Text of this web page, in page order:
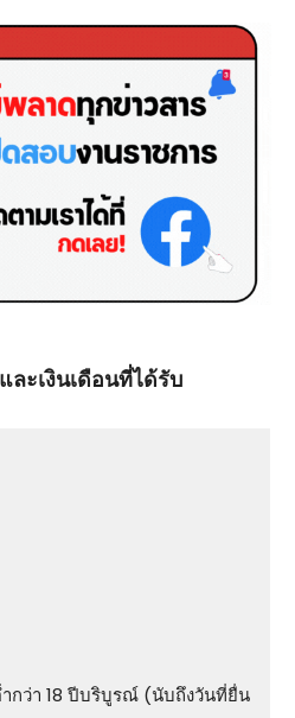
ะเงินเดือนที่ได้รับ
กว่า 18 ปีบริบูรณ์ (นับถึงวันที่ยื่น